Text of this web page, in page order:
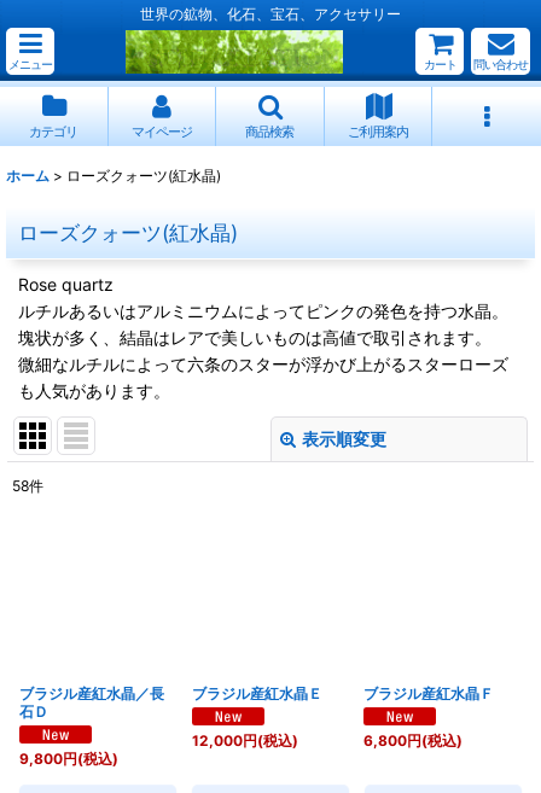
世界の鉱物、化石、宝石、アクセサリー
メニュー カート 問い合わせ
カテゴリ マイページ 商品検索 ご利用案内
ホーム > ローズクォーツ(紅水晶)
ローズクォーツ(紅水晶)
Rose quartz
ルチルあるいはアルミニウムによってピンクの発色を持つ水晶。
塊状が多く、結晶はレアで美しいものは高値で取引されます。
微細なルチルによって六条のスターが浮かび上がるスターローズ
も人気があります。
表示順変更
絞り込む
58件
ブラジル産紅水晶／長
石Ｄ
9,800円(税込)
ブラジル産紅水晶Ｅ
12,000円(税込)
ブラジル産紅水晶Ｆ
6,800円(税込)